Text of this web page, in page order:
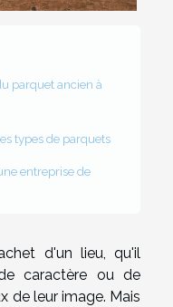
parquet ancien à
types de parquets
entreprise de
d'un lieu, qu'il
caractère ou de
de leur image. Mais